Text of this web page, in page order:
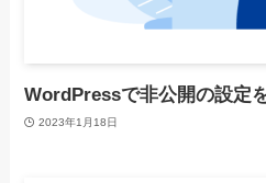
WordPressで非公開の設定
2023年1月18日